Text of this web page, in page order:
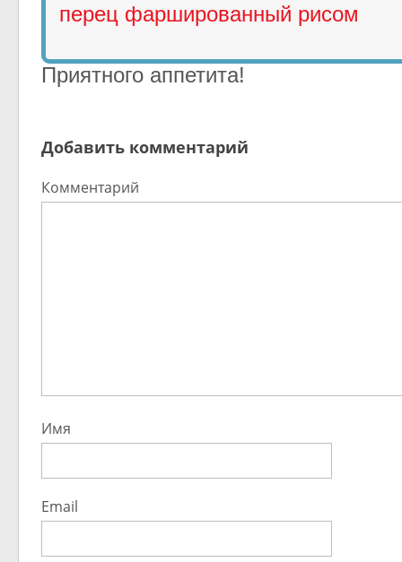
перец фаршированный рисом
Приятного аппетита!
Добавить комментарий
Комментарий
Имя
Email